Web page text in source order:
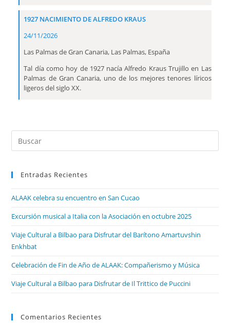
1927 NACIMIENTO DE ALFREDO KRAUS
24/11/2026
Las Palmas de Gran Canaria, Las Palmas, España
Tal día como hoy de 1927 nacía Alfredo Kraus Trujillo en Las
Palmas de Gran Canaria, uno de los mejores tenores líricos
ligeros del siglo XX.
Entradas Recientes
ALAAK celebra su encuentro en San Cucao
Excursión musical a Italia con la Asociación en octubre 2025
Viaje Cultural a Bilbao para Disfrutar del Barítono Amartuvshin
Enkhbat
Celebración de Fin de Año de ALAAK: Compañerismo y Música
Viaje Cultural a Bilbao para Disfrutar de Il Trittico de Puccini
Comentarios Recientes